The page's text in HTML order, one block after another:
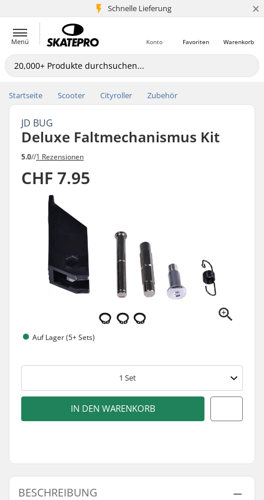
Schnelle Lieferung
5+ Mio. Kunden ×
Menü Warenkorb
Favoriten
Konto
Startseite Scooter Cityroller Zubehör
JD BUG
Deluxe Faltmechanismus Kit
5.0//1 Rezensionen
CHF 7.95
Auf Lager (5+ Sets)
1 Set
IN DEN WARENKORB
BESCHREIBUNG